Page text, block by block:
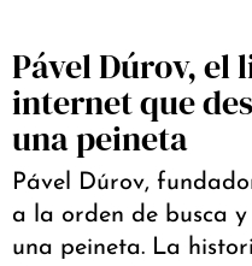
Pável Dúrov, el
internet que
una peineta
Pável Dúrov,
a la orden de busca
una peineta. La